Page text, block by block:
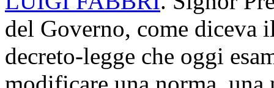
del Governo, come diceva
decreto-legge che oggi